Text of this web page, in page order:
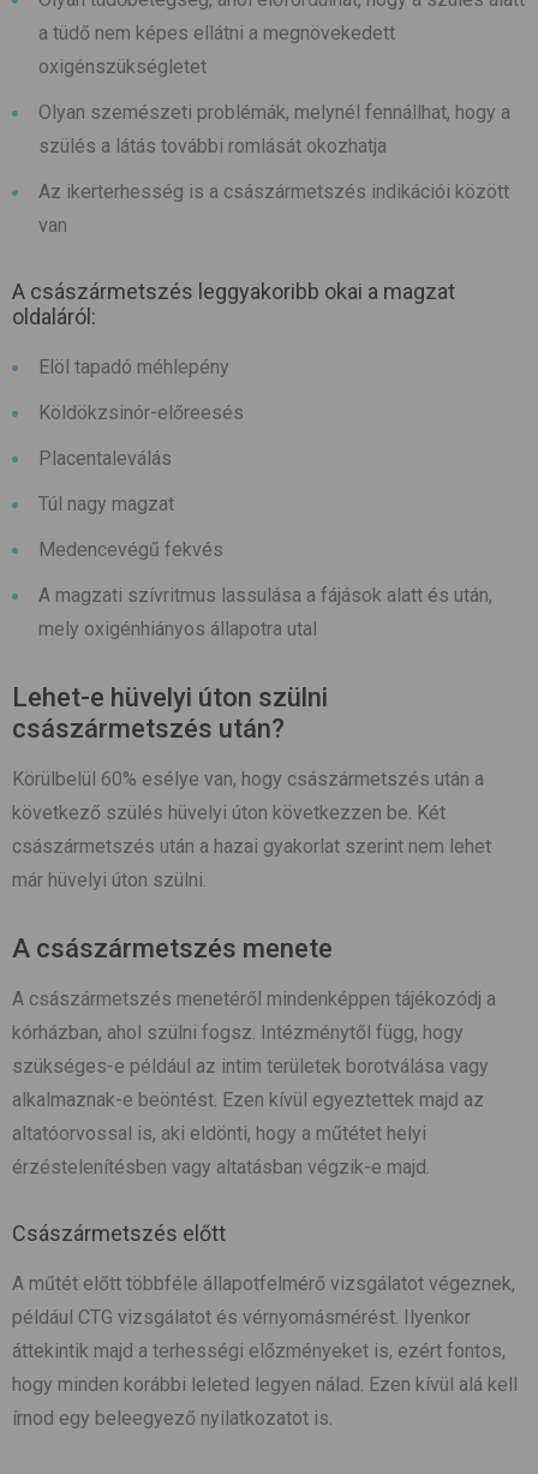
a tüdő nem képes ellátni a megnövekedett
oxigénszükségletet
Olyan szemészeti problémák, melynél fennállhat, hogy a
szülés a látás további romlását okozhatja
Az ikerterhesség is a császármetszés indikációi között
van
A császármetszés leggyakoribb okai a magzat
oldaláról:
Elöl tapadó méhlepény
Köldökzsinór-előreesés
Placentaleválás
Túl nagy magzat
Medencevégű fekvés
A magzati szívritmus lassulása a fájások alatt és után,
mely oxigénhiányos állapotra utal
Lehet-e hüvelyi úton szülni
császármetszés után?
Körülbelül 60% esélye van, hogy császármetszés után a
következő szülés hüvelyi úton következzen be. Két
császármetszés után a hazai gyakorlat szerint nem lehet
már hüvelyi úton szülni.
A császármetszés menete
A császármetszés menetéről mindenképpen tájékozódj a
kórházban, ahol szülni fogsz. Intézménytől függ, hogy
szükséges-e például az intim területek borotválása vagy
alkalmaznak-e beöntést. Ezen kívül egyeztettek majd az
altatóorvossal is, aki eldönti, hogy a műtétet helyi
érzéstelenítésben vagy altatásban végzik-e majd.
Császármetszés előtt
A műtét előtt többféle állapotfelmérő vizsgálatot végeznek,
például CTG vizsgálatot és vérnyomásmérést. Ilyenkor
áttekintik majd a terhességi előzményeket is, ezért fontos,
hogy minden korábbi leleted legyen nálad. Ezen kívül alá kell
írnod egy beleegyező nyilatkozatot is.